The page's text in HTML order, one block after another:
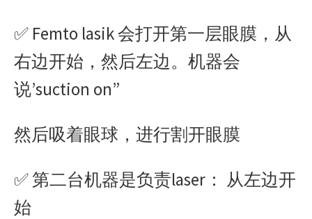
✅ Femto lasik 会打开第一层眼膜，从
右边开始，然后左边。机器会
说’suction on”
然后吸着眼球，进行割开眼膜
✅ 第二台机器是负责laser： 从左边开
始